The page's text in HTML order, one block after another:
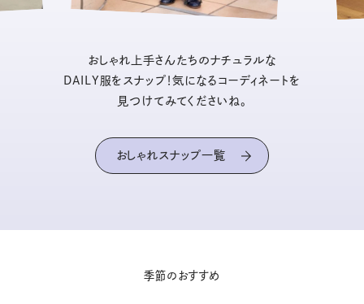
おしゃれ上手さんたちのナチュラルな
DAILY服をスナップ！気になるコーディネートを
見つけてみてくださいね。
おしゃれスナップ一覧
季節のおすすめ